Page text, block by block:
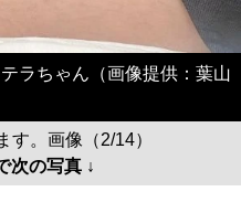
ラちゃん（画像提供：葉山
す。画像（2/14）
次の写真 ↓